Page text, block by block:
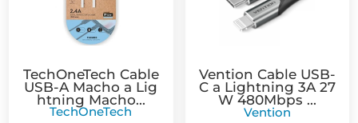
TechOneTech Cable
USB-A Macho a Lig
htning Macho...
TechOneTech
Vention Cable USB-
C a Lightning 3A 27
W 480Mbps ...
Vention